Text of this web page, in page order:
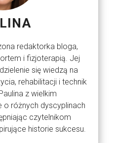
redaktorka bloga,
i fizjoterapią. Jej
się wiedzą na
rehabilitacji i technik
z wielkim
o różnych dyscyplinach
czytelnikom
historie sukcesu.